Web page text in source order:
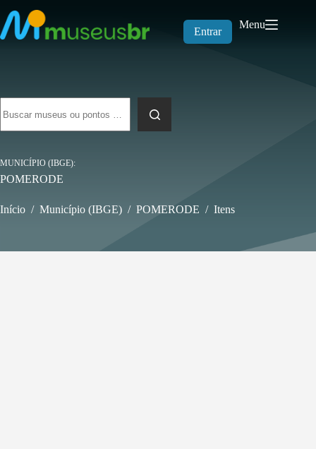
para
o
conteúdo
Entrar
Menu
resultados
MUNICÍPIO (IBGE)
POMERODE
Início / Município (IBGE) / POMERODE / Itens